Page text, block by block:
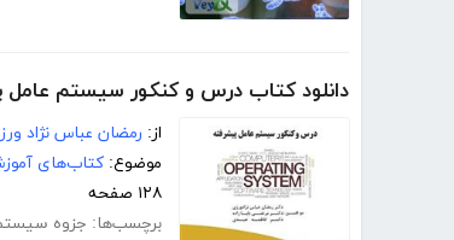
دانلود کتاب درس و کنکور سیستم عامل
از: رمضان عباس نژاد
موضوع: کتاب‌های
۱۲۸ صفحه
برچسب‌ها: جزوه